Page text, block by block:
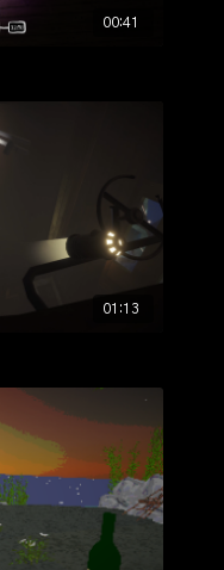
00:41
01:13